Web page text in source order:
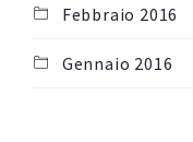
Febbraio 2016
Gennaio 2016